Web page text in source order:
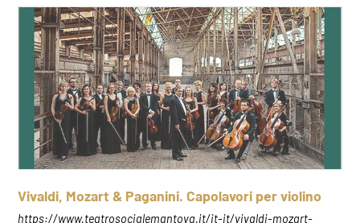
Vivaldi, Mozart & Paganini. Capolavori per violino
https://www.teatrosocialemantova.it/it-it/vivaldi-mozart-